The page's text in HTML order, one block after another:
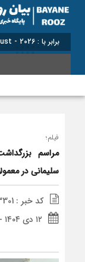
برابر با : Saturday - 8 August - 2026
فیلم؛
مراسم
سلیمانی در
کد خبر : 13301
۱۲ دی ۱۴۰۴ - ۱۷:۱۵